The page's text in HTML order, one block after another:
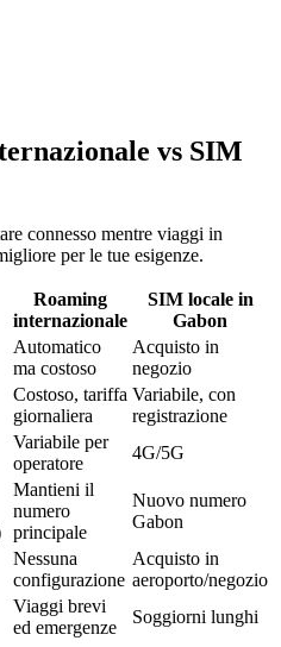
vs SIM
connesso mentre viaggi in
per le tue esigenze.
Roaming
internazionale
SIM locale in
Gabon
Automatico
ma costoso
Acquisto in
negozio
Costoso, tariffa
giornaliera
Variabile, con
registrazione
Variabile per
operatore
4G/5G
Mantieni il
numero
principale
Nuovo numero
Gabon
Nessuna
configurazione
Acquisto in
aeroporto/negozio
Viaggi brevi
ed emergenze
Soggiorni lunghi